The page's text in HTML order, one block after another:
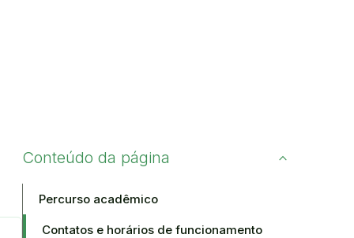
Conteúdo da página
Percurso acadêmico
Contatos e horários de funcionamento